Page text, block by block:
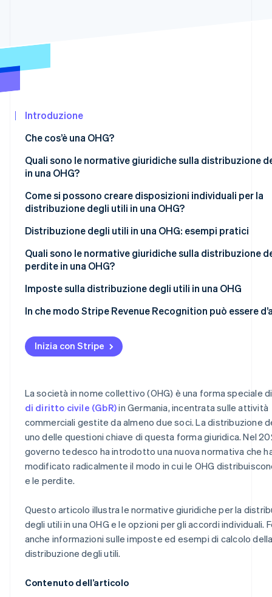
Costituzione di start-up
Identity
Stripe Sessions 2026
Scopri come Stripe sta costruendo l'infrastruttura
Introduzione
Che cos’è una OHG?
Quali sono le normative giuridiche sulla distribuzione
in una OHG?
Come si possono creare disposizioni individuali per la
distribuzione degli utili in una OHG?
Distribuzione degli utili in una OHG: esempi pratici
Esempio 1: distribuzione degli utili in base all’assetto
in conformità alle normative di legge
Esempio 2: distribuzione degli utili in base alle
Quali sono le normative giuridiche sulla distribuzione
perdite in una OHG?
Imposte sulla distribuzione degli utili in una OHG
In che modo Stripe Revenue Recognition può essere
Inizia con Stripe
La società in nome collettivo (OHG) è una forma speciale
di diritto civile (GbR)in Germania, incentrata sulle attività
commerciali gestite da almeno due soci. La distribuzione
uno delle questioni chiave di questa forma giuridica. Nel
governo tedesco ha introdotto una nuova normativa che
modificato radicalmente il modo in cui le OHG
e le perdite.
Questo articolo illustra le normative giuridiche per la
degli utili in una OHG e le opzioni per gli accordi individuali.
anche informazioni sulle imposte ed esempi di calcolo
distribuzione degli utili.
Contenuto dell’articolo